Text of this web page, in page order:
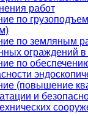
работ
по
по земляным
ограждений в
по
(повышение
и